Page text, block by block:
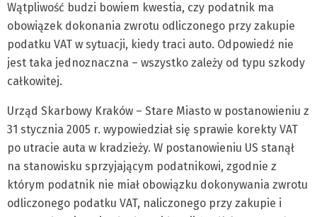
Wątpliwość budzi bowiem kwestia, czy podatnik ma
obowiązek dokonania zwrotu odliczonego przy zakupie
podatku VAT w sytuacji, kiedy traci auto. Odpowiedź nie
jest taka jednoznaczna – wszystko zależy od typu szkody
całkowitej.
Urząd Skarbowy Kraków – Stare Miasto w postanowieniu z
31 stycznia 2005 r. wypowiedział się sprawie korekty VAT
po utracie auta w kradzieży. W postanowieniu US stanął
na stanowisku sprzyjającym podatnikowi, zgodnie z
którym podatnik nie miał obowiązku dokonywania zwrotu
odliczonego podatku VAT, naliczonego przy zakupie i